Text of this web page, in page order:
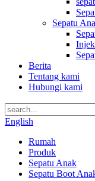
Sepatu
Berita
Tentang kami
Hubungi kami
English
Rumah
Produk
Sepatu Anak
Sepatu Boot